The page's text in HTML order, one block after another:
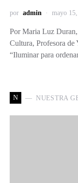
por admin mayo
Por Maria Luz
Cultura, Profesora
“Iluminar para
N NUESTRA